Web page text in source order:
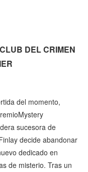
DEL CRIMEN
del momento,
sucesora de
decide abandonar
dedicado en
de misterio. Tras un